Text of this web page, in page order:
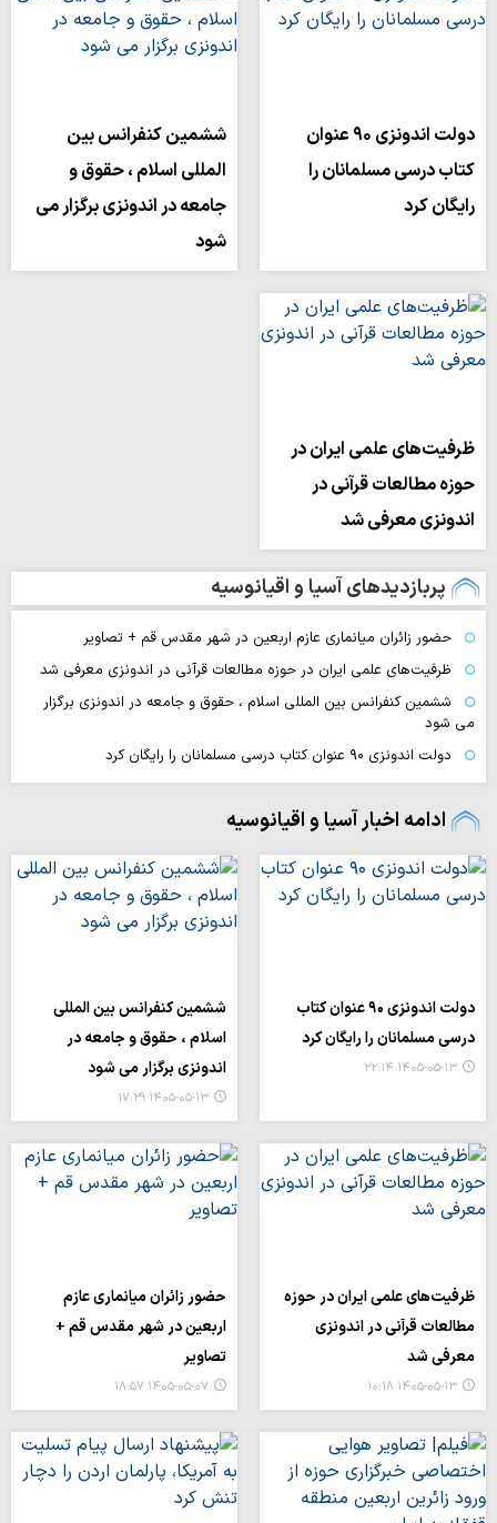
دولت اندونزی ۹۰ عنوان
کتاب درسی مسلمانان را
رایگان کرد
ششمین کنفرانس بین
المللی اسلام ، حقوق و
جامعه در اندونزی برگزار می
شود
ظرفیت‌های علمی ایران در
حوزه مطالعات قرآنی در
اندونزی معرفی شد
پربازدیدهای آسیا و اقیانوسیه
حضور زائران میانماری عازم اربعین در شهر مقدس قم + تصاویر
ظرفیت‌های علمی ایران در حوزه مطالعات قرآنی در اندونزی معرفی شد
ششمین کنفرانس بین المللی اسلام ، حقوق و جامعه در اندونزی برگزار
می شود
دولت اندونزی ۹۰ عنوان کتاب درسی مسلمانان را رایگان کرد
ادامه اخبار آسیا و اقیانوسیه
دولت اندونزی ۹۰ عنوان کتاب
درسی مسلمانان را رایگان کرد
۱۴۰۵-۰۵-۱۳ ۲۲:۱۴
ششمین کنفرانس بین المللی
اسلام ، حقوق و جامعه در
اندونزی برگزار می شود
۱۴۰۵-۰۵-۱۳ ۱۷:۲۹
ظرفیت‌های علمی ایران در حوزه
مطالعات قرآنی در اندونزی
معرفی شد
۱۴۰۵-۰۵-۱۳ ۱۰:۱۸
حضور زائران میانماری عازم
اربعین در شهر مقدس قم +
تصاویر
۱۴۰۵-۰۵-۰۷ ۱۸:۵۷